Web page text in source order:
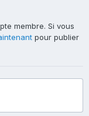
membre. Si vous
pour publier